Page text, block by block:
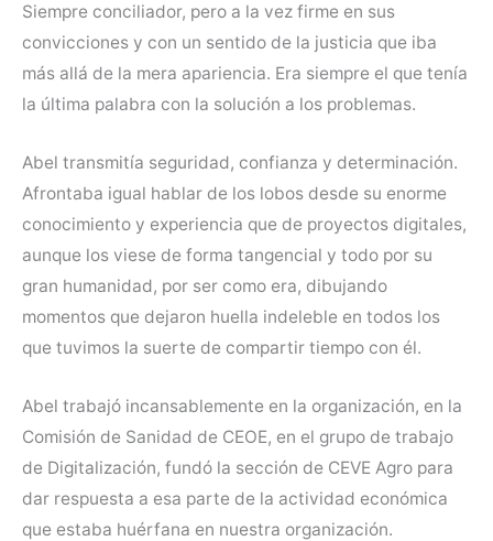
Siempre conciliador, pero a la vez firme en sus
convicciones y con un sentido de la justicia que iba
más allá de la mera apariencia. Era siempre el que tenía
la última palabra con la solución a los problemas.
Abel transmitía seguridad, confianza y determinación.
Afrontaba igual hablar de los lobos desde su enorme
conocimiento y experiencia que de proyectos digitales,
aunque los viese de forma tangencial y todo por su
gran humanidad, por ser como era, dibujando
momentos que dejaron huella indeleble en todos los
que tuvimos la suerte de compartir tiempo con él.
Abel trabajó incansablemente en la organización, en la
Comisión de Sanidad de CEOE, en el grupo de trabajo
de Digitalización, fundó la sección de CEVE Agro para
dar respuesta a esa parte de la actividad económica
que estaba huérfana en nuestra organización.